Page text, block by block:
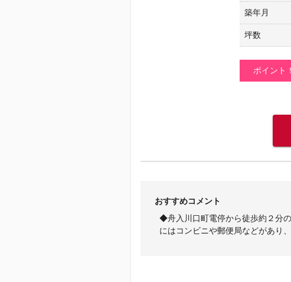
築年月
坪数
ポイント！
おすすめコメント
◆舟入川口町電停から徒歩約２分
にはコンビニや郵便局などがあり